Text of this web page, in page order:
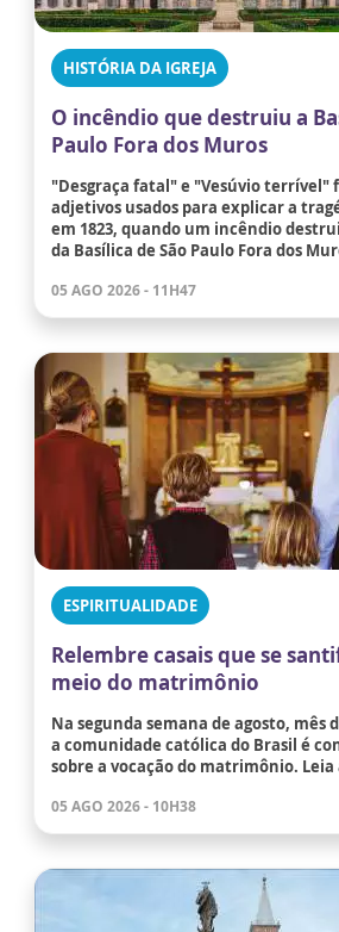
HISTÓRIA DA IGREJA
O incêndio que destruiu a
Paulo Fora dos Muros
"Desgraça fatal" e "Vesúvio terrível"
adjetivos usados para explicar a
em 1823, quando um incêndio
da Basílica de São Paulo Fora dos
05 AGO 2026 - 11H47
ESPIRITUALIDADE
Relembre casais que se
meio do matrimônio
Na segunda semana de agosto, mês
a comunidade católica do Brasil é
sobre a vocação do matrimônio.
05 AGO 2026 - 10H38